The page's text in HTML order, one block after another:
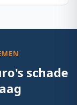
schade